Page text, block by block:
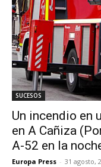
SUCESOS
Un incendio en
en A Cañiza
A-52 en la
Europa Press - 31 agosto,